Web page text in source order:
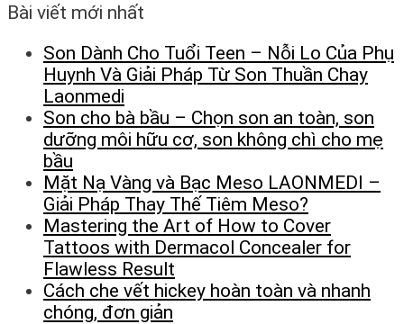
Bài viết mới nhất
Son Dành Cho Tuổi Teen – Nỗi Lo Của Phụ
Huynh Và Giải Pháp Từ Son Thuần Chay
Laonmedi
Son cho bà bầu – Chọn son an toàn, son
dưỡng môi hữu cơ, son không chì cho mẹ
bầu
Mặt Nạ Vàng và Bạc Meso LAONMEDI –
Giải Pháp Thay Thế Tiêm Meso?
Mastering the Art of How to Cover
Tattoos with Dermacol Concealer for
Flawless Result
Cách che vết hickey hoàn toàn và nhanh
chóng, đơn giản